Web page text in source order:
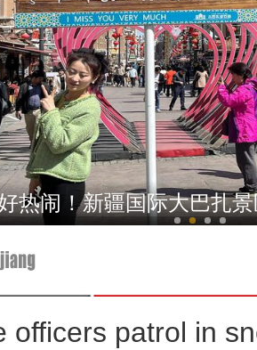
爱在和田】传统的和田特
热闹！新疆国际大巴扎
officers patrol in